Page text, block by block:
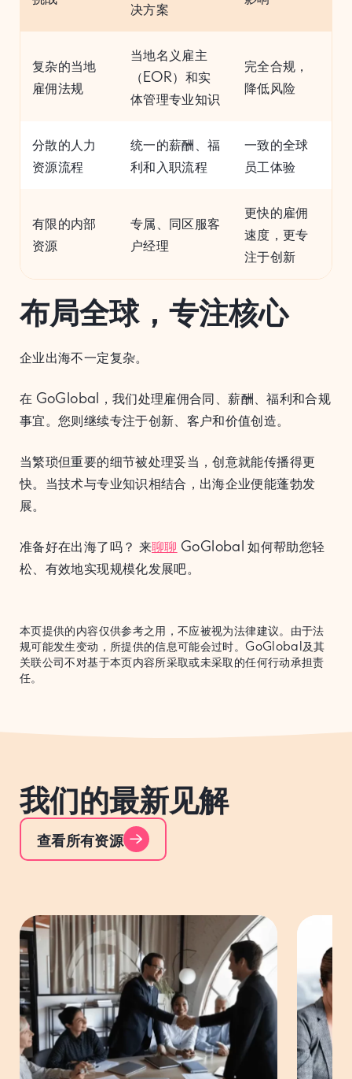
决方案
复杂的当地
雇佣法规
当地名义雇主
（EOR）和实
体管理专业知识
完全合规，
降低风险
分散的人力
资源流程
统一的薪酬、福
利和入职流程
一致的全球
员工体验
有限的内部
资源
专属、同区服客
户经理
更快的雇佣
速度，更专
注于创新
布局全球，专注核心
企业出海不一定复杂。
在 GoGlobal，我们处理雇佣合同、薪酬、福利和合规
事宜。您则继续专注于创新、客户和价值创造。
当繁琐但重要的细节被处理妥当，创意就能传播得更
快。当技术与专业知识相结合，出海企业便能蓬勃发
展。
准备好在出海了吗？ 来聊聊 GoGlobal 如何帮助您轻
松、有效地实现规模化发展吧。
本页提供的内容仅供参考之用，不应被视为法律建议。由于法
规可能发生变动，所提供的信息可能会过时。GoGlobal及其
关联公司不对基于本页内容所采取或未采取的任何行动承担责
任。
我们的最新见解
查看所有资源